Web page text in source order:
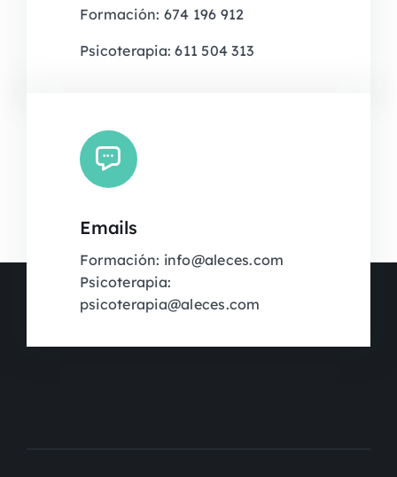
Formación: 674 196 912
Psicoterapia: 611 504 313
Emails
Formación: info@aleces.com
Psicoterapia:
psicoterapia@aleces.com